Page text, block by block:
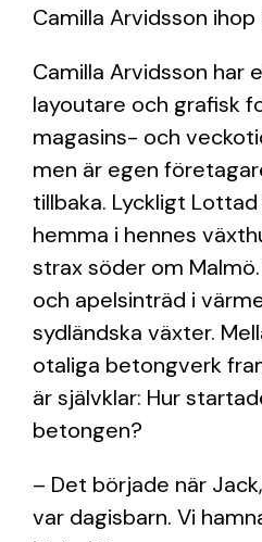
Camilla Arvidsson ihop
Camilla Arvidsson
layoutare och grafisk
magasins- och
men är egen
tillbaka. Lyckligt
hemma i hennes
strax söder om
och apelsinträd i
sydländska växter.
otaliga betongverk
är självklar: Hur
betongen?
– Det började när
var dagisbarn. Vi